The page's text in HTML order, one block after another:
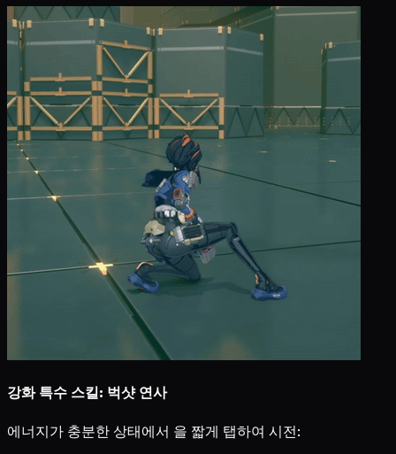
강화 특수 스킬: 벅샷 연사
에너지가 충분한 상태에서 을 짧게 탭하여 시전: